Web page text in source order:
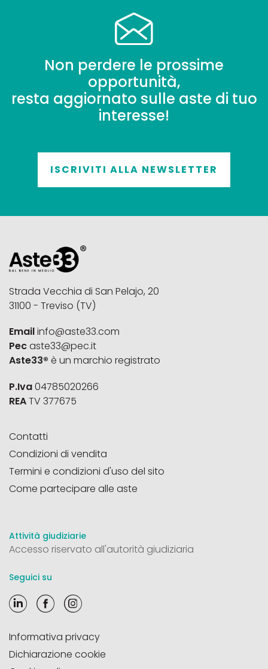
Non perdere le prossime
opportunità,
resta aggiornato sulle aste di tuo
interesse!
ISCRIVITI ALLA NEWSLETTER
Strada Vecchia di San Pelajo, 20
31100 - Treviso (TV)
Emailinfo@aste33.com
Pecaste33@pec.it
Aste33® è un marchio registrato
P.Iva04785020266
REATV 377675
Contatti
Condizioni di vendita
Termini e condizioni d'uso del sito
Come partecipare alle aste
Attività giudiziarie
Accesso riservato all'autorità giudiziaria
Seguici su
Informativa privacy
Dichiarazione cookie